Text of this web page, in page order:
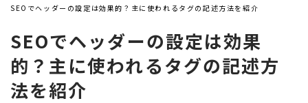
SEOでヘッダーの設定は効果的？主に使われるタグの記述方法を紹介
SEOでヘッダーの設定は効果
的？主に使われるタグの記述方
法を紹介